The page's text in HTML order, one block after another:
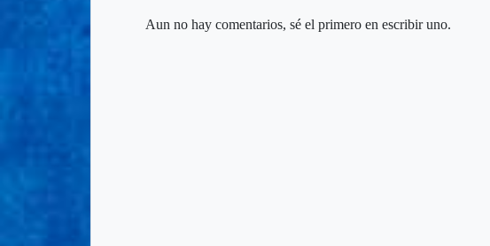
Aun no hay comentarios, sé el primero en escribir uno.